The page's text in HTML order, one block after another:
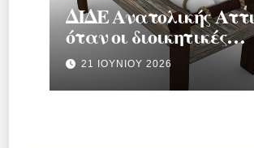
ΔΙΔΕ Ανατολικής
όταν οι διοικητικές
διαδικασίες
μετατρέπονται σε
μηχανισμό πίεσης
21 ΙΟΥΝΊΟΥ 2026